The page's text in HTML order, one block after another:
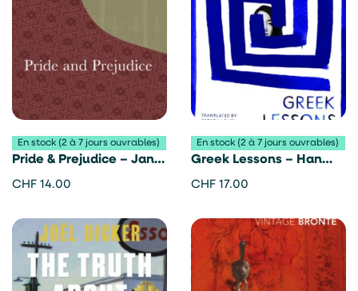
En stock (2 à 7 jours ouvrables)
Pride & Prejudice – Jane
Austen
CHF 14.00
En stock (2 à 7 jours ouvrables)
Greek Lessons – Han
Kang
CHF 17.00